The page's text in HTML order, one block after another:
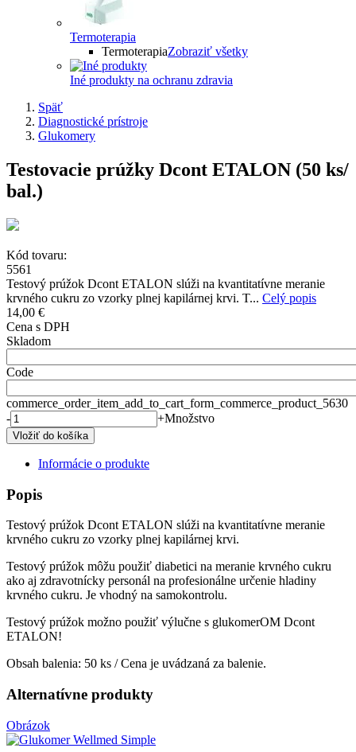
Termoterapia
TermoterapiaZobraziť všetky
Iné produkty na ochranu zdravia
Späť
Diagnostické prístroje
Glukomery
Testovacie prúžky Dcont ETALON (50 ks/
bal.)
Kód tovaru:
5561
Testový prúžok Dcont ETALON slúži na kvantitatívne meranie
krvného cukru zo vzorky plnej kapilárnej krvi. T... Celý popis
14,00 €
Cena s DPH
Skladom
Code
commerce_order_item_add_to_cart_form_commerce_product_5630
-
+Množstvo
Informácie o produkte
Popis
Testový prúžok Dcont ETALON slúži na kvantitatívne meranie
krvného cukru zo vzorky plnej kapilárnej krvi.
Testový prúžok môžu použiť diabetici na meranie krvného cukru
ako aj zdravotnícky personál na profesionálne určenie hladiny
krvného cukru. Je vhodný na samokontrolu.
Testový prúžok možno použiť výlučne s glukomerOM Dcont
ETALON!
Obsah balenia: 50 ks / Cena je uvádzaná za balenie.
Alternatívne produkty
Obrázok